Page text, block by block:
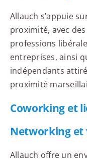
Allauch s’appuie
proximité, avec
professions
entreprises, ainsi
indépendants
proximité
Coworking et
Networking et
Allauch offre un